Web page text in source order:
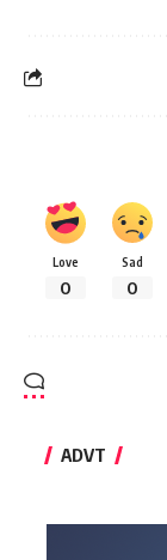
Love
0
Sad
0
ADVT